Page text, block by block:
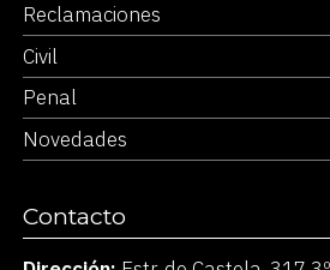
Reclamaciones
Civil
Penal
Novedades
Contacto